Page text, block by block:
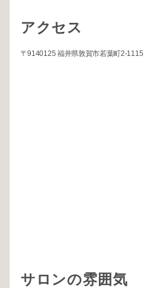
アクセス
〒9140125 福井県敦賀市若葉町2-1115
サロンの雰囲気